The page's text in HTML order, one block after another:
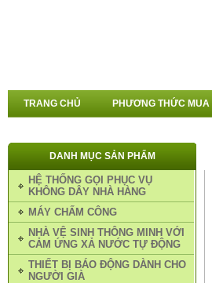
TRANG CHỦ PHƯƠNG THỨC MUA
DANH MỤC SẢN PHẨM
HỆ THỐNG GỌI PHỤC VỤ
KHÔNG DÂY NHÀ HÀNG
MÁY CHẤM CÔNG
NHÀ VỆ SINH THÔNG MINH VỚI
CẢM ỨNG XẢ NƯỚC TỰ ĐỘNG
THIẾT BỊ BÁO ĐỘNG DÀNH CHO
NGƯỜI GIÀ